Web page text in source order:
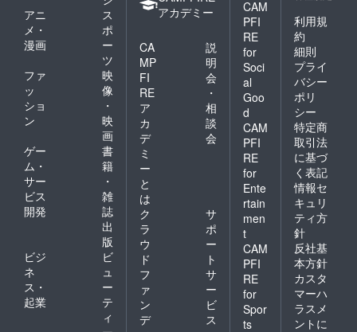
アニ
メ・
漫画
ス
ポ
ー
ツ
ファ
ッ
ショ
ン
映
像
・
映
画
ゲー
ム・
サー
ビス
開発
書
籍
・
雑
誌
出
版
ビジ
ネ
ス・
起業
ビ
ュ
ー
テ
ィ
アカデミー
CA
MP
FI
RE
ア
カ
デ
ミ
ー
と
は
説
明
会
・
相
談
会
ク
ラ
ウ
ド
フ
ァ
ン
デ
サ
ポ
ー
ト
サ
ー
ビ
ス
CAM
PFI
RE
for
Soci
al
Goo
d
CAM
PFI
RE
for
Ente
rtain
men
t
CAM
PFI
RE
for
Spor
ts
利用規
約
細則
プライ
バシー
ポリ
シー
特定商
取引法
に基づ
く表記
情報セ
キュリ
ティ方
針
反社基
本方針
カスタ
マーハ
ラスメ
ントに